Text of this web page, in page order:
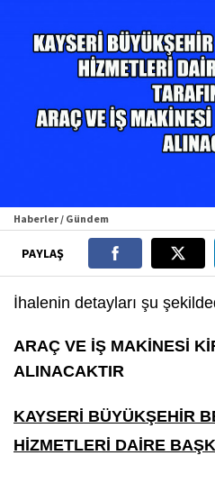
Haberler / Gündem
PAYLAŞ
İhalenin detayları şu
ARAÇ VE İŞ MAKİNESİ
ALINACAKTIR
KAYSERİ BÜYÜKŞEHİR
HİZMETLERİ DAİRE